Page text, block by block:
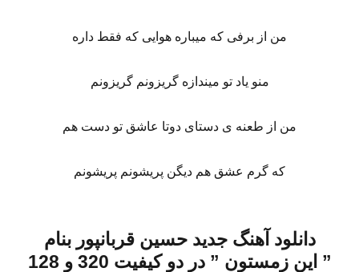
من از برفی که میباره هوایی که فقط داره
منو یاد تو میندازه گریزونم گریزونم
من از طعنه ی دستای دوتا عاشق تو دست هم
که گرم عشق هم دیگن پریشونم پریشونم
دانلود آهنگ جدید حسین قربانپور بنام
” این زمستون ” در دو کیفیت 320 و 128